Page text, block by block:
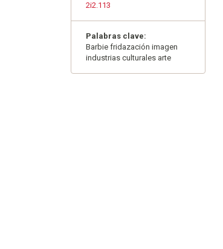
2i2.113
Palabras clave:
Barbie fridazación imagen
industrias culturales arte